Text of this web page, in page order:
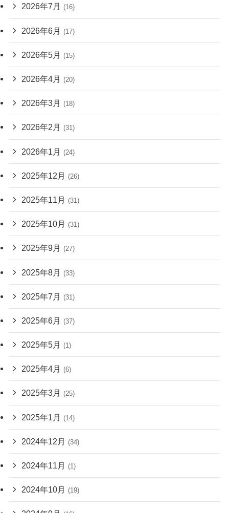
2026年7月 (16)
2026年6月 (17)
2026年5月 (15)
2026年4月 (20)
2026年3月 (18)
2026年2月 (31)
2026年1月 (24)
2025年12月 (26)
2025年11月 (31)
2025年10月 (31)
2025年9月 (27)
2025年8月 (33)
2025年7月 (31)
2025年6月 (37)
2025年5月 (1)
2025年4月 (6)
2025年3月 (25)
2025年1月 (14)
2024年12月 (34)
2024年11月 (1)
2024年10月 (19)